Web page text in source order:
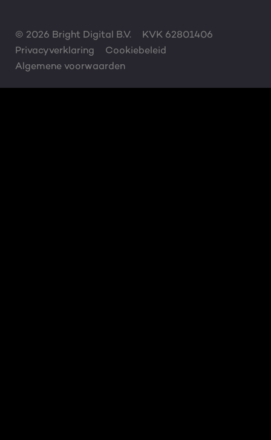
© 2026 Bright Digital B.V.
KVK 62801406
Privacyverklaring
Cookiebeleid
Algemene voorwaarden